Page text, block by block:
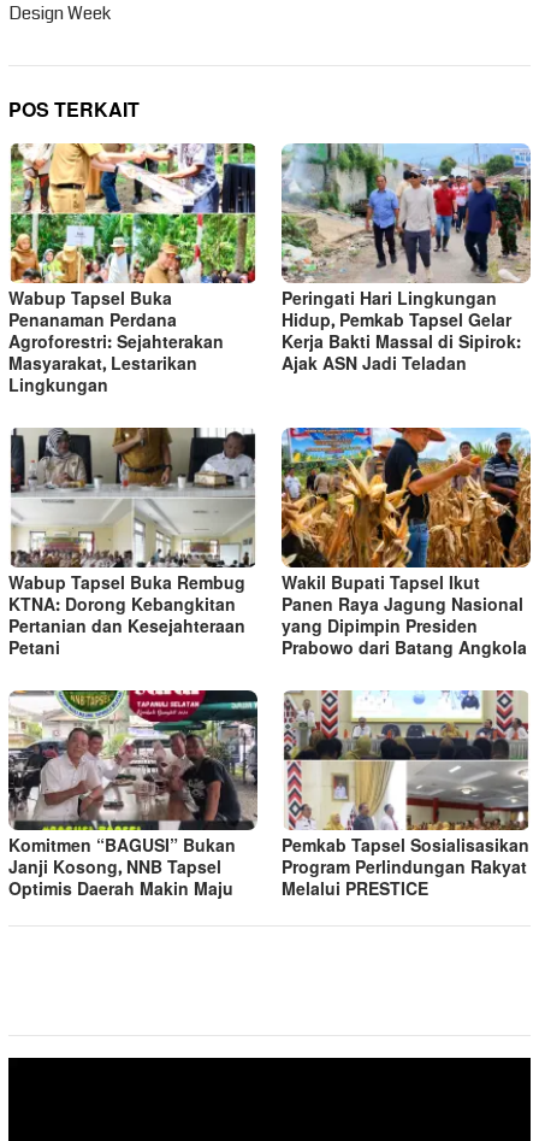
Design Week
POS TERKAIT
Wabup Tapsel Buka
Penanaman Perdana
Agroforestri: Sejahterakan
Masyarakat, Lestarikan
Lingkungan
Peringati Hari Lingkungan
Hidup, Pemkab Tapsel Gelar
Kerja Bakti Massal di Sipirok:
Ajak ASN Jadi Teladan
Wabup Tapsel Buka Rembug
KTNA: Dorong Kebangkitan
Pertanian dan Kesejahteraan
Petani
Wakil Bupati Tapsel Ikut
Panen Raya Jagung Nasional
yang Dipimpin Presiden
Prabowo dari Batang Angkola
Komitmen “BAGUSI” Bukan
Janji Kosong, NNB Tapsel
Optimis Daerah Makin Maju
Pemkab Tapsel Sosialisasikan
Program Perlindungan Rakyat
Melalui PRESTICE